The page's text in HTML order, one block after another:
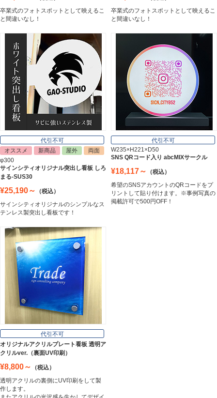
エッチングプレート
郵便ポスト
Post
Nameplate
卒業式のフォトスポットとして映えるこ
と間違いなし！
卒業式のフォトスポットとして映えるこ
と間違いなし！
代引不可
オススメ
新商品 屋外
両面
φ300
サインシティオリジナル突出し看板 しろ
まる-SUS30
¥25,190～
（税込）
サインシティオリジナルのシンプルなス
テンレス製突出し看板です！
代引不可
W235×H221×D50
SNS QRコード入り abcMIXサークル
¥18,117～
（税込）
希望のSNSアカウントのQRコードをプ
リントして貼り付けます。※事例写真の
掲載許可で500円OFF！
代引不可
オリジナルアクリルプレート看板 透明ア
クリルver.（裏面UV印刷）
¥8,800～
（税込）
透明アクリルの裏側にUV印刷をして製
作します。